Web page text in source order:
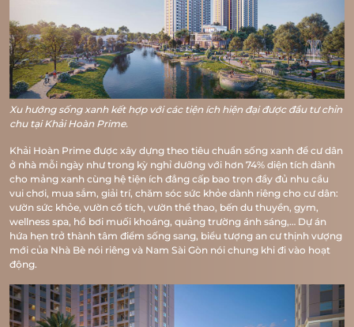
Xu hướng sống xanh kết hợp với các tiện ích hiện đại được đầu tư chỉn
chu tại Khải Hoàn Prime.
Khải Hoàn Prime được xây dựng theo tiêu chuẩn sống xanh để cư dân
ở nhà mỗi ngày như trong kỳ nghỉ dưỡng với hơn 74% diện tích dành
cho mảng xanh cùng hệ tiện ích đẳng cấp bao trọn đầy đủ nhu cầu
vui chơi, mua sắm, giải trí, chăm sóc sức khỏe dành riêng cho cư dân:
vườn sức khỏe, vườn cổ tích, vườn thể thao, bến du thuyền, gym,
wellness spa, hồ bơi muối khoáng, quảng trường ánh sáng,… Dự án
hứa hẹn trở thành tâm điểm sống sang, biểu tượng an cư thịnh vượng
mới của Nhà Bè nói riêng và Nam Sài Gòn nói chung khi đi vào hoạt
động.